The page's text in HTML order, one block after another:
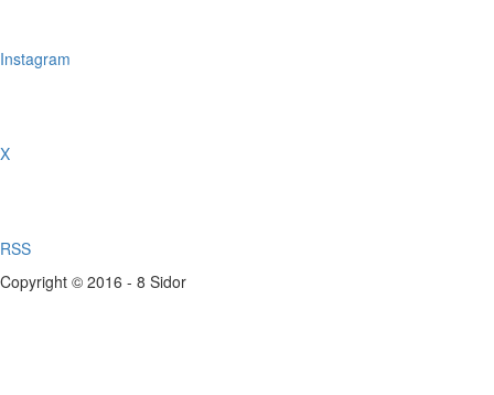
Instagram
X
RSS
Copyright © 2016 - 8 Sidor